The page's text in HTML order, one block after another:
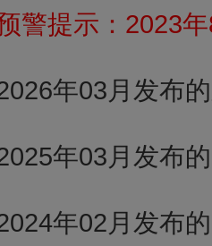
警提示：2023
年03月发布
年03月发布
年02月发布